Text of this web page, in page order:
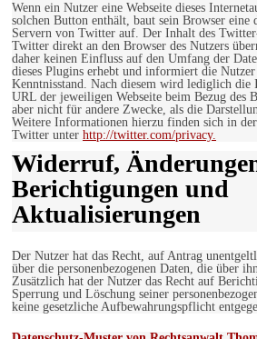
Wenn ein Nutzer eine Webseite dieses
solchen Button enthält, baut sein Browser
Servern von Twitter auf. Der Inhalt des
Twitter direkt an den Browser des Nutzers
daher keinen Einfluss auf den Umfang der
dieses Plugins erhebt und informiert die Nutzer
Kenntnisstand. Nach diesem wird lediglich die
URL der jeweiligen Webseite beim Bezug des
aber nicht für andere Zwecke, als die
Weitere Informationen hierzu finden sich in
Twitter unter http://twitter.com/privacy.
Widerruf,
Berichtigungen und
Aktualisierungen
Der Nutzer hat das Recht, auf Antrag
über die personenbezogenen Daten, die über
Zusätzlich hat der Nutzer das Recht auf
Sperrung und Löschung seiner
keine gesetzliche Aufbewahrungspflicht